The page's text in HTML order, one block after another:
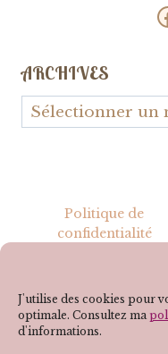
J'utilise des cookies pour
optimale. Consultez ma
d'informations.
ARCHIVES
Archives
Politique de
confidentialité
SUIVEZ-MOI